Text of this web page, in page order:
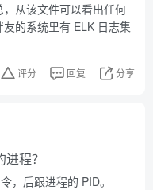
从该文件可以看出任何
的系统里有 ELK 日志集
评分 回复 分享
程？
，后跟进程的 PID。